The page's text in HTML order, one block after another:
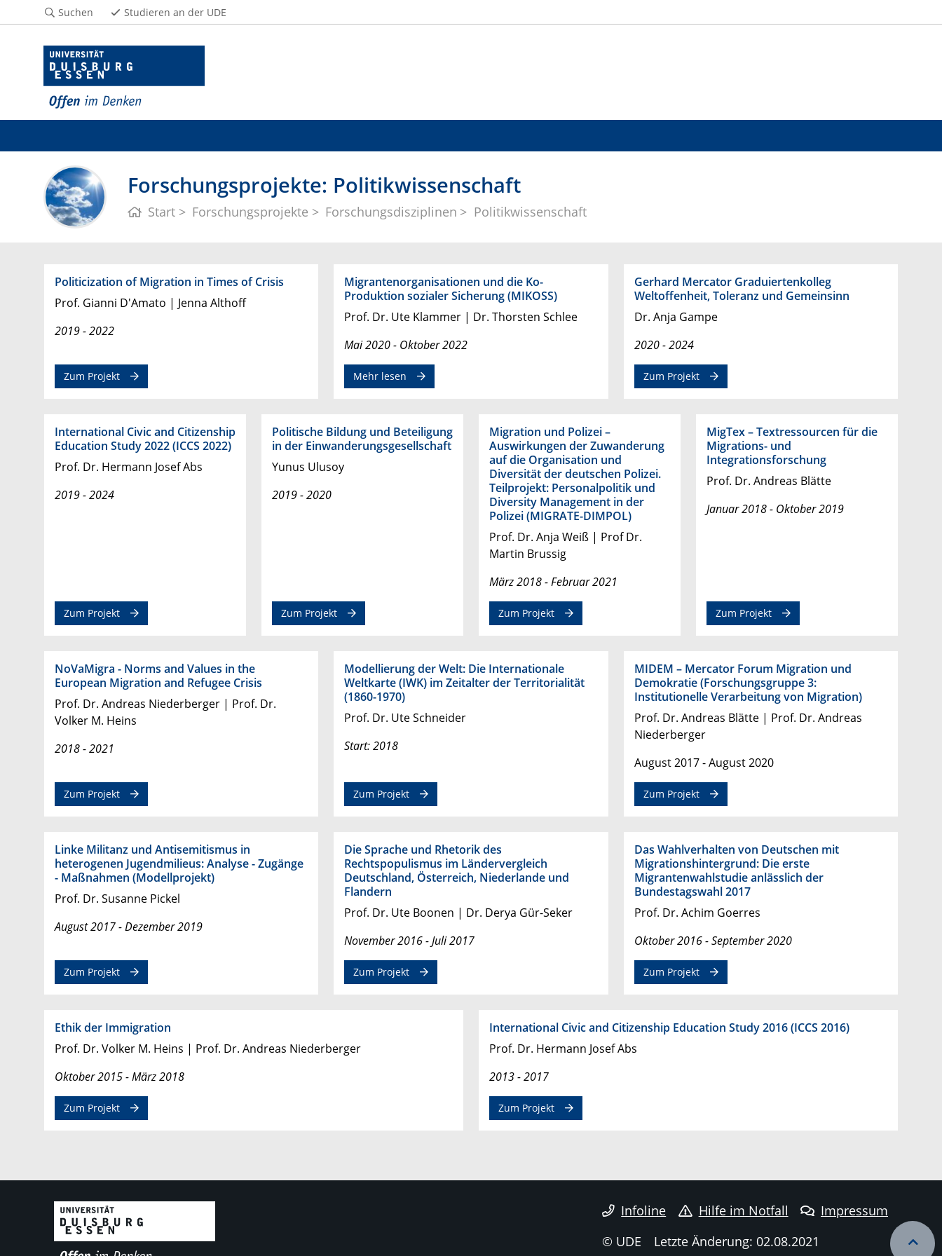
Suchen Studieren an der UDE
Forschungsprojekte: Politikwissenschaft
Start Forschungsprojekte Forschungsdisziplinen Politikwissenschaft
Politicization of Migration in Times of Crisis
Prof. Gianni D'Amato | Jenna Althoff
2019 - 2022
Zum Projekt
Migrantenorganisationen und die Ko-
Produktion sozialer Sicherung (MIKOSS)
Prof. Dr. Ute Klammer | Dr. Thorsten Schlee
Mai 2020 - Oktober 2022
Mehr lesen
Gerhard Mercator Graduiertenkolleg
Weltoffenheit, Toleranz und Gemeinsinn
Dr. Anja Gampe
2020 - 2024
Zum Projekt
International Civic and Citizenship
Education Study 2022 (ICCS 2022)
Prof. Dr. Hermann Josef Abs
2019 - 2024
Zum Projekt
Politische Bildung und Beteiligung
in der Einwanderungsgesellschaft
Yunus Ulusoy
2019 - 2020
Zum Projekt
Migration und Polizei –
Auswirkungen der Zuwanderung
auf die Organisation und
Diversität der deutschen Polizei.
Teilprojekt: Personalpolitik und
Diversity Management in der
Polizei (MIGRATE-DIMPOL)
Prof. Dr. Anja Weiß | Prof Dr.
Martin Brussig
März 2018 - Februar 2021
Zum Projekt
MigTex – Textressourcen für die
Migrations- und
Integrationsforschung
Prof. Dr. Andreas Blätte
Januar 2018 - Oktober 2019
Zum Projekt
NoVaMigra - Norms and Values in the
European Migration and Refugee Crisis
Prof. Dr. Andreas Niederberger | Prof. Dr.
Volker M. Heins
2018 - 2021
Zum Projekt
Modellierung der Welt: Die Internationale
Weltkarte (IWK) im Zeitalter der Territorialität
(1860-1970)
Prof. Dr. Ute Schneider
Start: 2018
Zum Projekt
MIDEM – Mercator Forum Migration und
Demokratie (Forschungsgruppe 3:
Institutionelle Verarbeitung von Migration)
Prof. Dr. Andreas Blätte | Prof. Dr. Andreas
Niederberger
August 2017 - August 2020
Zum Projekt
Linke Militanz und Antisemitismus in
heterogenen Jugendmilieus: Analyse - Zugänge
- Maßnahmen (Modellprojekt)
Prof. Dr. Susanne Pickel
August 2017 - Dezember 2019
Zum Projekt
Die Sprache und Rhetorik des
Rechtspopulismus im Ländervergleich
Deutschland, Österreich, Niederlande und
Flandern
Prof. Dr. Ute Boonen | Dr. Derya Gür-Seker
November 2016 - Juli 2017
Zum Projekt
Das Wahlverhalten von Deutschen mit
Migrationshintergrund: Die erste
Migrantenwahlstudie anlässlich der
Bundestagswahl 2017
Prof. Dr. Achim Goerres
Oktober 2016 - September 2020
Zum Projekt
Ethik der Immigration
Prof. Dr. Volker M. Heins | Prof. Dr. Andreas Niederberger
Oktober 2015 - März 2018
Zum Projekt
International Civic and Citizenship Education Study 2016 (ICCS 2016)
Prof. Dr. Hermann Josef Abs
2013 - 2017
Zum Projekt
Infoline Hilfe im Notfall
Impressum
© UDE
Letzte Änderung: 02.08.2021